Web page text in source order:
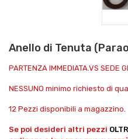
Anello di Tenuta
PARTENZA IMMEDIATA.VS SEDE
NESSUNO minimo richiesto di
12 Pezzi disponibili a magazzino.
Se poi desideri altri pezzi